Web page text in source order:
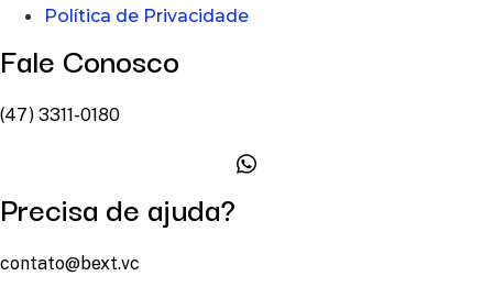
Política de Privacidade
Fale Conosco
(47) 3311-0180
Precisa de ajuda?
contato@bext.vc